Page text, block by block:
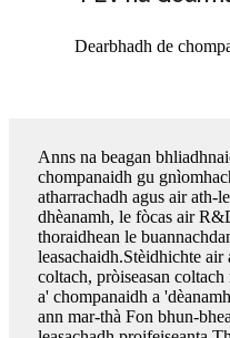
Dearbhadh de
Anns na beagan
chompanaidh gu
atharrachadh agus air ath-
dhèanamh, le fòcas air
thoraidhean le
leasachaidh.Stèidhichte
coltach, pròiseasan
a' chompanaidh a
ann mar-thà Fon bhun-